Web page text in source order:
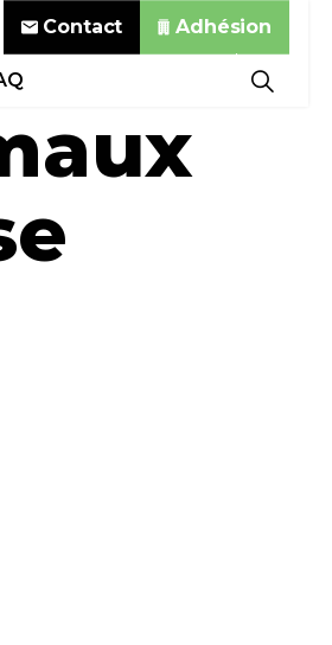
Contact Adhésion